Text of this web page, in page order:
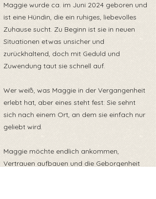
Maggie wurde ca. im Juni 2024 geboren und
ist eine Hündin, die ein ruhiges, liebevolles
Zuhause sucht. Zu Beginn ist sie in neuen
Situationen etwas unsicher und
zurückhaltend, doch mit Geduld und
Zuwendung taut sie schnell auf.
Wer weiß, was Maggie in der Vergangenheit
erlebt hat, aber eines steht fest: Sie sehnt
sich nach einem Ort, an dem sie einfach nur
geliebt wird.
Maggie möchte endlich ankommen,
Vertrauen aufbauen und die Geborgenheit